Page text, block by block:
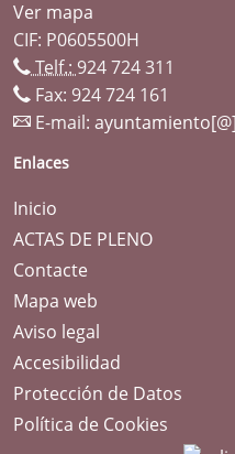
Ver mapa
CIF: P0605500H
Telf.: 924 724 311
Fax: 924 724 161
E-mail:
Enlaces
Inicio
ACTAS DE PLENO
Contacte
Mapa web
Aviso legal
Accesibilidad
Protección de Datos
Política de Cookies